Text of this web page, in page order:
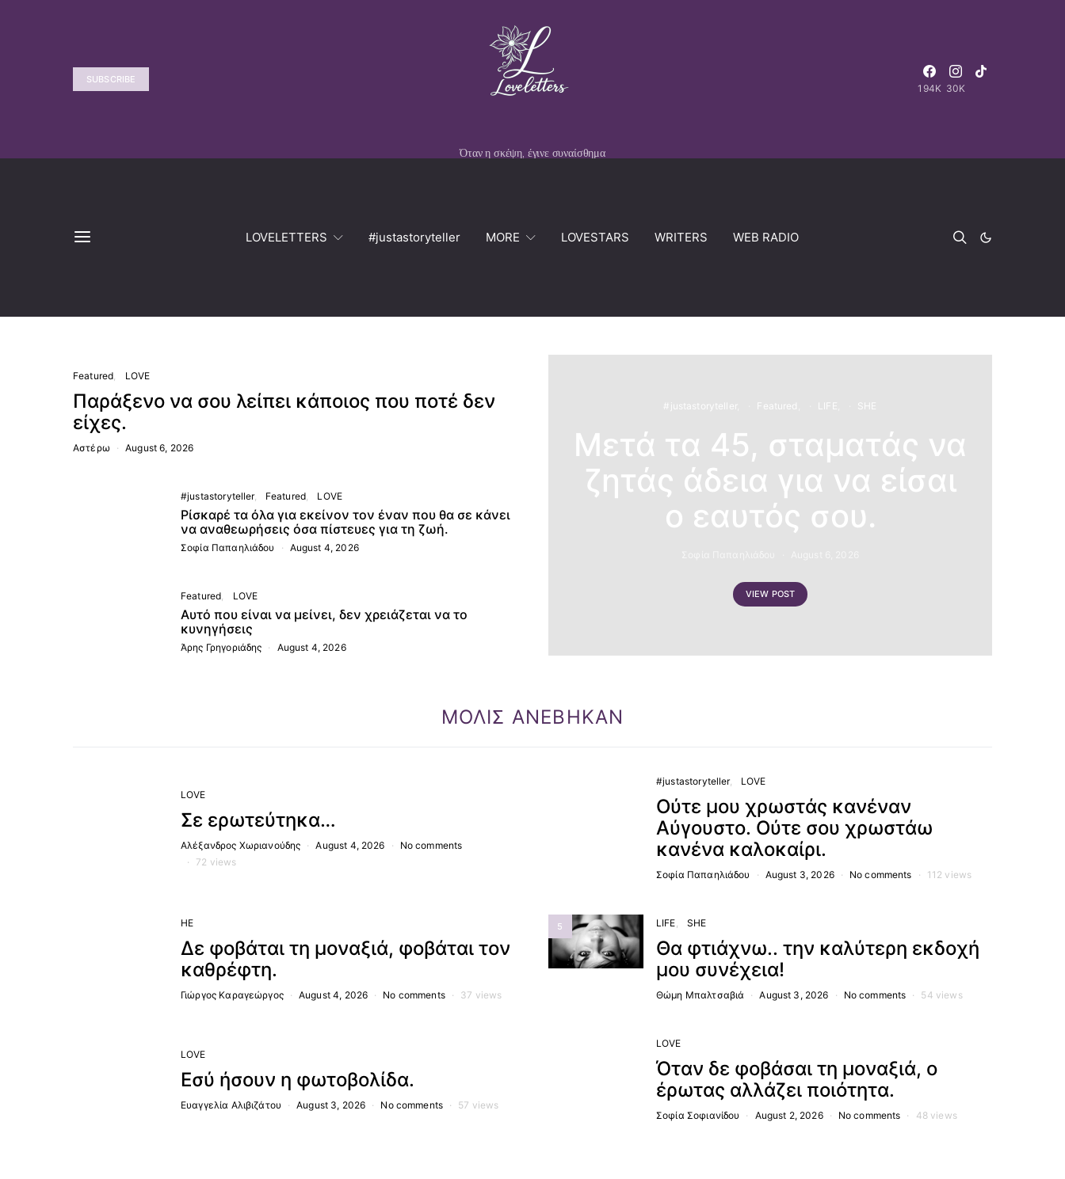
SUBSCRIBE
Όταν η σκέψη, έγινε συναίσθημα
194K 30K
LOVELETTERS #justastoryteller MORE LOVESTARS WRITERS WEB RADIO
#justastoryteller Featured LIFE SHE
Μετά τα 45, σταματάς να
ζητάς άδεια για να είσαι
ο εαυτός σου.
VIEW POST
Featured LOVE
Παράξενο να σου λείπει κάποιος που ποτέ δεν
είχες.
Αστέρω August 6, 2026
#justastoryteller Featured LOVE
Ρίσκαρέ τα όλα για εκείνον τον έναν που θα σε κάνει
να αναθεωρήσεις όσα πίστευες για τη ζωή.
Σοφία Παπαηλιάδου August 4, 2026
Featured LOVE
Αυτό που είναι να μείνει, δεν χρειάζεται να το
κυνηγήσεις
Άρης Γρηγοριάδης August 4, 2026
ΜΟΛΙΣ ΑΝΕΒΗΚΑΝ
LOVE
Σε ερωτεύτηκα…
Αλέξανδρος Χωριανούδης August 4, 2026
No comments
72 views
HE
Δε φοβάται τη μοναξιά, φοβάται τον
καθρέφτη.
Γιώργος Καραγεώργος August 4, 2026 No comments 37 views
LOVE
Εσύ ήσουν η φωτοβολίδα.
Ευαγγελία Αλιβιζάτου August 3, 2026 No comments 57 views
#justastoryteller LOVE
Ούτε μου χρωστάς κανέναν
Αύγουστο. Ούτε σου χρωστάω
κανένα καλοκαίρι.
Σοφία Παπαηλιάδου August 3, 2026 No comments 112 views
5 LIFE SHE
Θα φτιάχνω.. την καλύτερη εκδοχή
μου συνέχεια!
Θώμη Μπαλτσαβιά August 3, 2026 No comments 54 views
LOVE
Όταν δε φοβάσαι τη μοναξιά, ο
έρωτας αλλάζει ποιότητα.
Σοφία Σοφιανίδου August 2, 2026 No comments 48 views